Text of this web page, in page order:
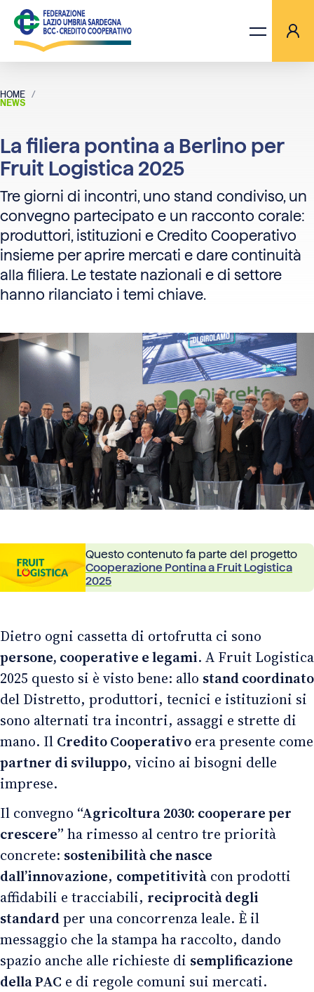
LA FEDERAZIONE
BANCHE
PROGETTI
AGGIORNAMENTI
ORIZZONTI TV
HOME
NEWS
LA FILIERA PONTINA A BERLINO PER FRUIT LOGISTICA 2025
La filiera pontina a Berlino per
Fruit Logistica 2025
Tre giorni di incontri, uno stand condiviso, un
convegno partecipato e un racconto corale:
produttori, istituzioni e Credito Cooperativo
insieme per aprire mercati e dare continuità
alla filiera. Le testate nazionali e di settore
hanno rilanciato i temi chiave.
Questo contenuto fa parte del progetto
Cooperazione Pontina a Fruit Logistica
2025
Dietro ogni cassetta di ortofrutta ci sono
persone, cooperative e legami. A Fruit Logistica
2025 questo si è visto bene: allo stand coordinato
del Distretto, produttori, tecnici e istituzioni si
sono alternati tra incontri, assaggi e strette di
mano. Il Credito Cooperativo era presente come
partner di sviluppo, vicino ai bisogni delle
imprese.
Il convegno “Agricoltura 2030: cooperare per
crescere” ha rimesso al centro tre priorità
concrete: sostenibilità che nasce
dall’innovazione, competitività con prodotti
affidabili e tracciabili, reciprocità degli
standardper una concorrenza leale. È il
messaggio che la stampa ha raccolto, dando
spazio anche alle richieste di semplificazione
della PAC e di regole comuni sui mercati.